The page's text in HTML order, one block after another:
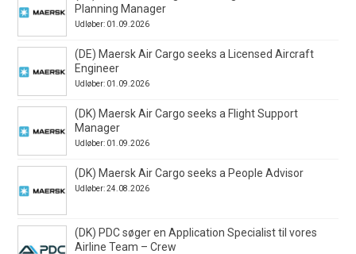
Planning Manager
Udløber: 01.09.2026
(DE) Maersk Air Cargo seeks a Licensed Aircraft
Engineer
Udløber: 01.09.2026
(DK) Maersk Air Cargo seeks a Flight Support
Manager
Udløber: 01.09.2026
(DK) Maersk Air Cargo seeks a People Advisor
Udløber: 24.08.2026
(DK) PDC søger en Application Specialist til vores
Airline Team – Crew